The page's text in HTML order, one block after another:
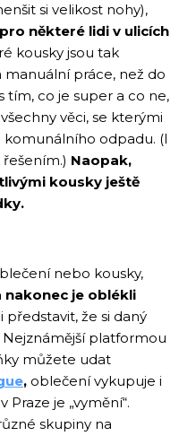
si velikost nohy),
některé lidi v ulicích
kousky jsou tak
manuální práce, než do
tím, co je super a co ne,
věci, se kterými
odpadu. (I
Naopak,
kousky ještě
nebo kousky,
je oblékli
představit, že si daný
platformou
můžete udat
, oblečení vykupuje i
v Praze je „vymění“.
skupiny na